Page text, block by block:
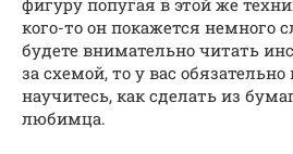
фигуру попугая в этой же
кого-то он покажется немного
будете внимательно читать
за схемой, то у вас
научитесь, как сделать из
любимца.